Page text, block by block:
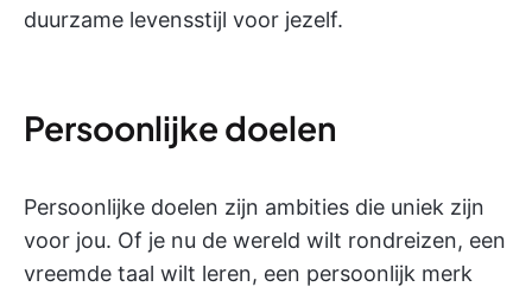
duurzame levensstijl voor jezelf.
Persoonlijke doelen
Persoonlijke doelen zijn ambities die uniek zijn
voor jou. Of je nu de wereld wilt rondreizen, een
vreemde taal wilt leren, een persoonlijk merk